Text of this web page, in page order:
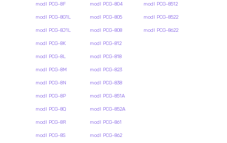
modl PCG-8F
modl PCG-8G1L
modl PCG-8J1L
modl PCG-8K
modl PCG-8L
modl PCG-8M
modl PCG-8N
modl PCG-8P
modl PCG-8Q
modl PCG-8R
modl PCG-8S
modl PCG-804
modl PCG-805
modl PCG-808
modl PCG-812
modl PCG-818
modl PCG-823
modl PCG-838
modl PCG-851A
modl PCG-852A
modl PCG-861
modl PCG-862
modl PCG-8512
modl PCG-8522
modl PCG-8622